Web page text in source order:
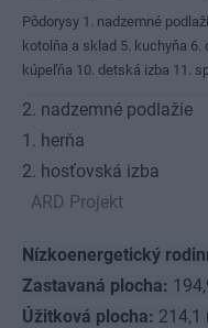
Pôdorysy 1. nadzemné
kotolňa a sklad 5. kuchyňa 6.
kúpeľňa 10. detská izba 11.
2. nadzemné podlažie
1. herňa
2. hosťovská izba
ARD Projekt
Nízkoenergetický
Zastavaná plocha:
Úžitková plocha: 214,1